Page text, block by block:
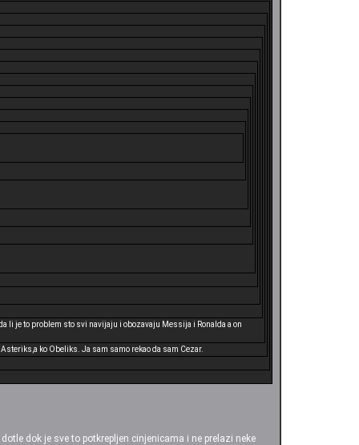
li je to problem sto svi navijaju i obozavaju Messija i Ronalda a on
ko Obeliks. Ja sam samo rekao da sam Cezar.
dok je sve to potkrepljen cinjenicama i ne prelazi neke